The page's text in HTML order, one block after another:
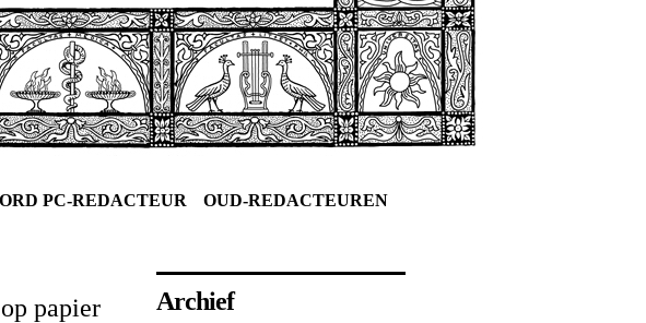
PC-REDACTEUR OUD-REDACTEUREN
papier
Archief